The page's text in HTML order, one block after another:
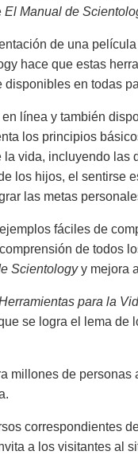
El Manual de
de una
hace que estas
disponibles en todas
línea y también
los principios
vida, incluyendo las
los hijos, el sentirse
las metas
fáciles de
de todos
Scientologyy mejora
para la
se logra el lema de
millones de
correspondientes
a los visitantes al